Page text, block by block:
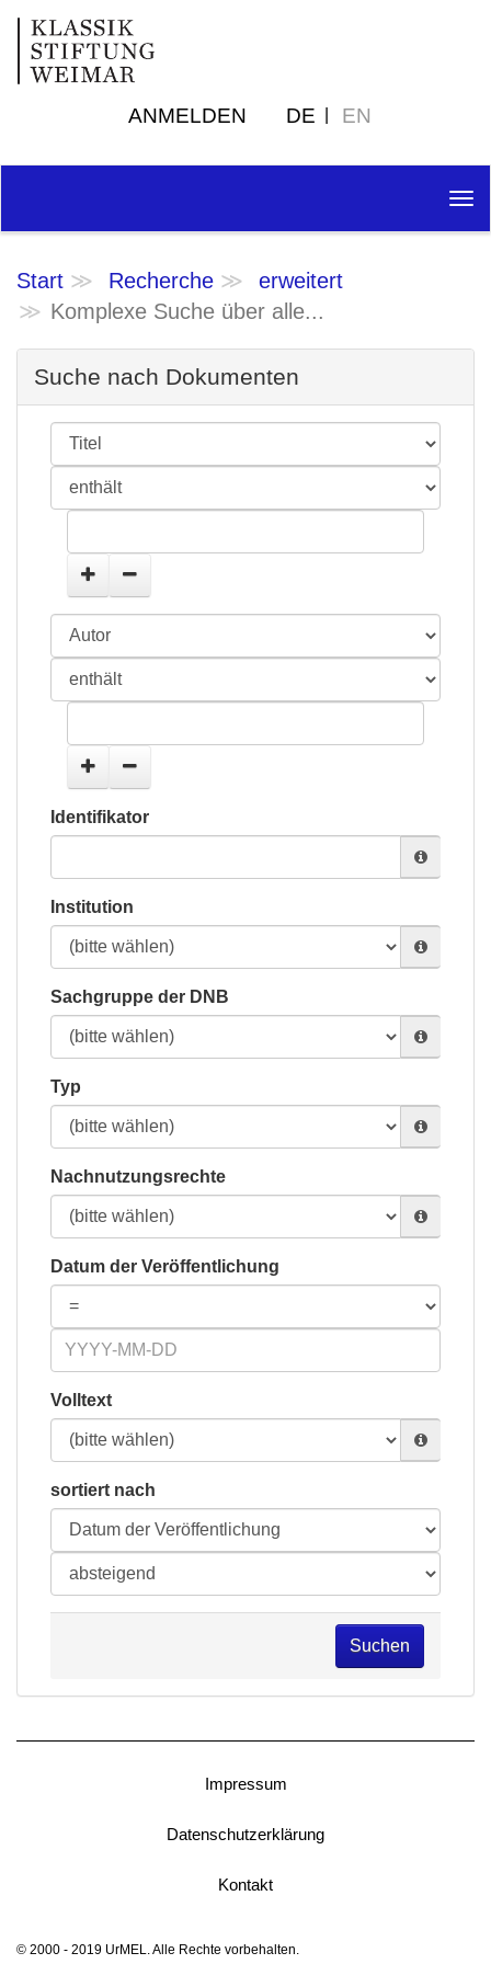
ANMELDEN DE EN
Start Recherche
erweitert
Komplexe Suche über alle...
Suche nach Dokumenten
Identifikator
Institution
Sachgruppe der DNB
Typ
Nachnutzungsrechte
Datum der Veröffentlichung
Volltext
sortiert nach
Suchen
Impressum
Datenschutzerklärung
Kontakt
© 2000 - 2019 UrMEL. Alle Rechte vorbehalten.